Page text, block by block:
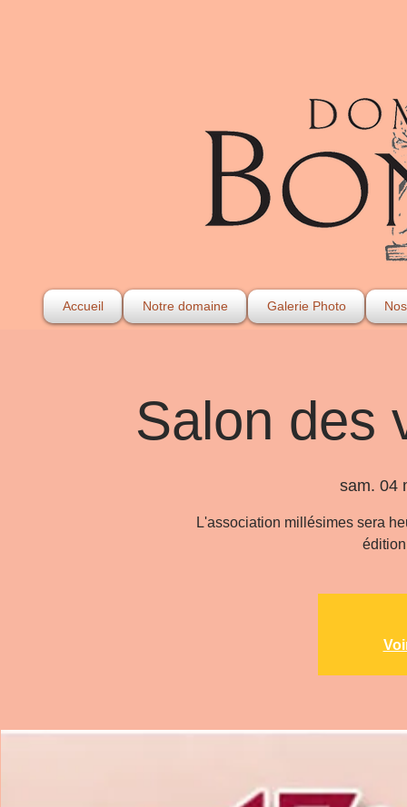
Accueil Notre domaine Galerie Photo
Salon des
sam. 04
L'association millésimes sera